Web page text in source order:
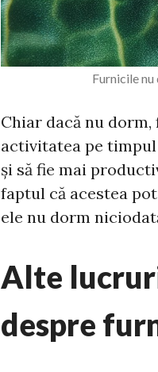
Furnicile
Chiar dacă nu
activitatea pe
și să fie mai
faptul că acestea
ele nu dorm
Alte
despre